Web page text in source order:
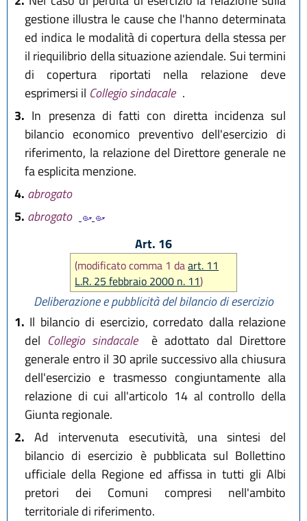
gestione illustra le cause che l'hanno determinata
ed indica le modalità di copertura della stessa per
il riequilibrio della situazione aziendale. Sui termini
di copertura riportati nella relazione deve
esprimersi il Collegio sindacale .
3. In presenza di fatti con diretta incidenza sul
bilancio economico preventivo dell'esercizio di
riferimento, la relazione del Direttore generale ne
fa esplicita menzione.
4. abrogato
5. abrogato
Art. 16
(modificato comma 1 daart. 11
L.R. 25 febbraio 2000 n. 11)
Deliberazione e pubblicità del bilancio di esercizio
1. Il bilancio di esercizio, corredato dalla relazione
del Collegio sindacale
è adottato dal Direttore
generale entro il 30 aprile successivo alla chiusura
dell'esercizio e trasmesso congiuntamente alla
relazione di cui all'articolo 14 al controllo della
Giunta regionale.
2. Ad intervenuta esecutività, una sintesi del
bilancio di esercizio è pubblicata sul Bollettino
ufficiale della Regione ed affissa in tutti gli Albi
pretori dei Comuni compresi nell'ambito
territoriale di riferimento.